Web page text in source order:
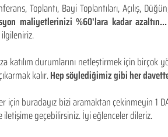
Toplantı, Bayi Toplantıları, Açılış,
maliyetlerinizi %60'lara kadar azaltın...
durumlarını netleştirmek için birçok
kalır.Hep söylediğimiz gibi her
için buradayız bizi aramaktan çekinmeyin 1
geçebilirsiniz. İyi eğlenceler dileriz.